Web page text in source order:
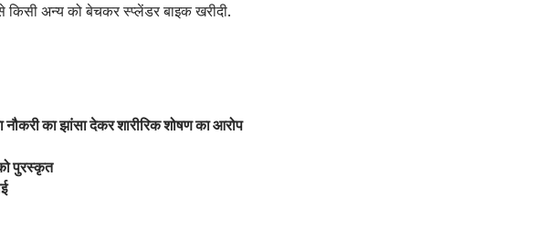
किसी अन्य को बेचकर स्प्लेंडर बाइक खरीदी.
नौकरी का झांसा देकर शारीरिक शोषण का आरोप
पुरस्कृत